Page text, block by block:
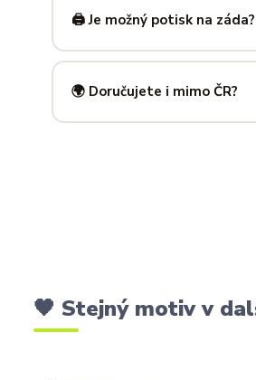
info@ilus.cz. Většinou
🖨️ Je možný potisk na záda?
Ano! Potisk zad je možný u
kousky. Napiš nám předem na
🌍 Doručujete i mimo ČR?
🖤 Stejný motiv v